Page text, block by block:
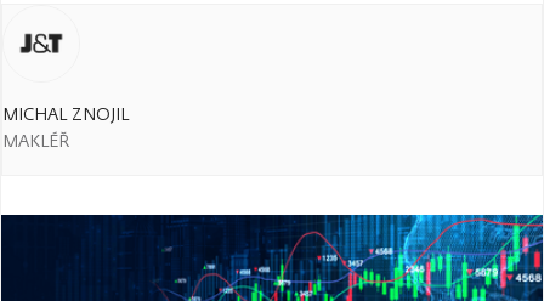
MICHAL ZNOJIL
MAKLÉŘ